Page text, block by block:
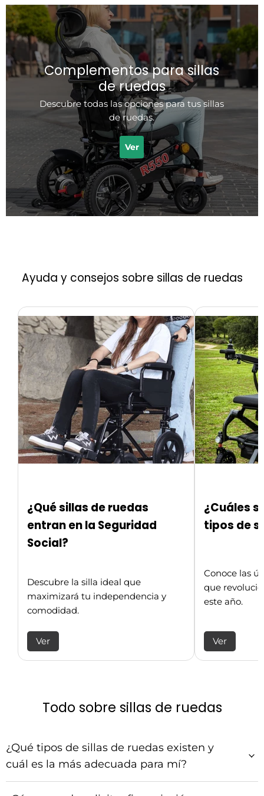
Complementos para sillas
de ruedas
Descubre todas las opciones para tus sillas
de ruedas.
Ver
Ayuda y consejos sobre sillas de ruedas
¿Qué sillas de ruedas
entran en la Seguridad
Social?
Descubre la silla ideal que
maximizará tu independencia y
comodidad.
Ver
¿Cuáles
tipos de
Conoce las
que
este año.
Ver
Todo sobre sillas de ruedas
¿Qué tipos de sillas de ruedas existen y
cuál es la más adecuada para mí?